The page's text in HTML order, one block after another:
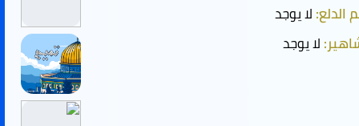
الدلع:لا يوجد
لا يوجد